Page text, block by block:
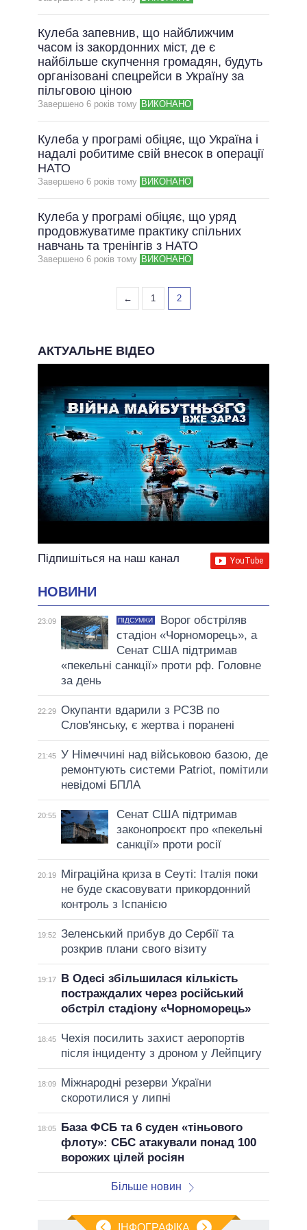
ВСІ ОБІЦЯНКИ
АРХІВНІ ОБІЦЯНКИ
Кулеба запевнив, що найближчим
часом із закордонних міст, де є
найбільше скупчення громадян, будуть
організовані спецрейси в Україну за
пільговою ціною
Завершено 6 рокiв тому ВИКОНАНО
Кулеба у програмі обіцяє, що Україна і
надалі робитиме свій внесок в операції
НАТО
Завершено 6 рокiв тому ВИКОНАНО
Кулеба у програмі обіцяє, що уряд
продовжуватиме практику спільних
навчань та тренінгів з НАТО
Завершено 6 рокiв тому ВИКОНАНО
← 1 2
АКТУАЛЬНЕ ВІДЕО
Підпишіться на наш канал
НОВИНИ
23:09 ПІДСУМКИ
Ворог обстріляв
стадіон «Чорноморець», а
Сенат США підтримав
«пекельні санкції» проти рф. Головне
за день
22:29 Окупанти вдарили з РСЗВ по
Слов'янську, є жертва і поранені
21:45 У Німеччині над військовою базою, де
ремонтують системи Patriot, помітили
невідомі БПЛА
20:55
Сенат США підтримав
законопроєкт про «пекельні
санкції» проти росії
20:19
Міграційна криза в Сеуті: Італія поки
не буде скасовувати прикордонний
контроль з Іспанією
19:52 Зеленський прибув до Сербії та
розкрив плани свого візиту
19:17
В Одесі збільшилася кількість
постраждалих через російський
обстріл стадіону «Чорноморець»
18:45
Чехія посилить захист аеропортів
після інциденту з дроном у Лейпцигу
18:09
Міжнародні резерви України
скоротилися у липні
18:05
База ФСБ та 6 суден «тіньового
флоту»: СБС атакували понад 100
ворожих цілей росіян
Більше новин
ІНФОГРАФІКА